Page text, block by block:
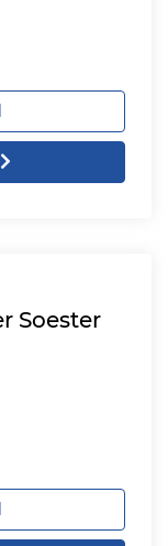
Soester